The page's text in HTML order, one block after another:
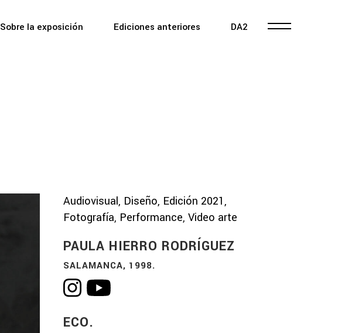
Sobre la exposición Ediciones anteriores DA2
Audiovisual, Diseño, Edición 2021,
Fotografía, Performance, Video arte
PAULA HIERRO RODRÍGUEZ
SALAMANCA, 1998.
ECO.